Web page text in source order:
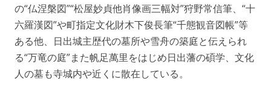
の“仏涅槃図”“松屋妙貞他肖像画三幅対”狩野常信筆、“十
六羅漢図”や町指定文化財木下俊長筆“千態観音図帳”等
ある他、日出城主歴代の墓所や雪舟の築庭と伝えられ
る“万竜の庭”また帆足萬里をはじめ日出藩の碩学、文化
人の墓も寺城内や近くに散在している。